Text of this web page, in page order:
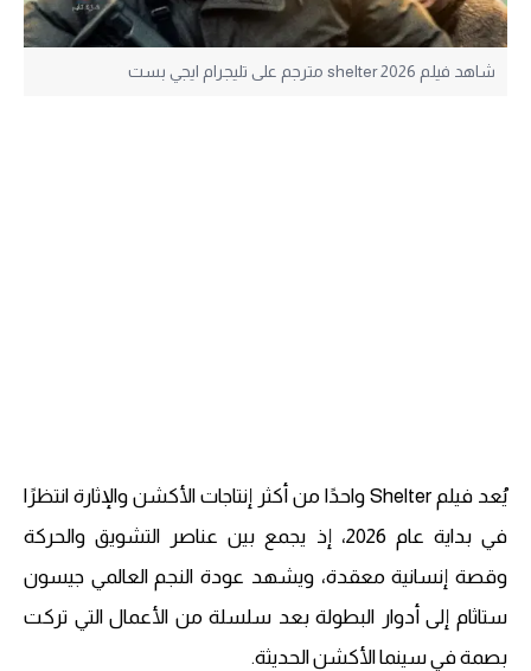
شاهد فيلم shelter 2026 مترجم على تليجرام ايجي بست
يُعد فيلم Shelter واحدًا من أكثر إنتاجات الأكشن والإثارة انتظرًا
في بداية عام 2026، إذ يجمع بين عناصر التشويق والحركة
وقصة إنسانية معقدة، ويشهد عودة النجم العالمي جيسون
ستاثام إلى أدوار البطولة بعد سلسلة من الأعمال التي تركت
بصمة في سينما الأكشن الحديثة.